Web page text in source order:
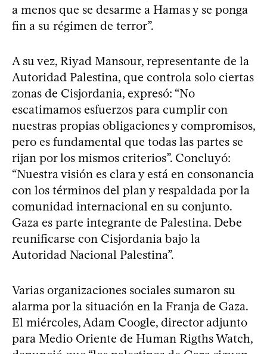
a menos que se desarme a Hamas y se ponga
fin a su régimen de terror”.
A su vez, Riyad Mansour, representante de la
Autoridad Palestina, que controla solo ciertas
zonas de Cisjordania, expresó: “No
escatimamos esfuerzos para cumplir con
nuestras propias obligaciones y compromisos,
pero es fundamental que todas las partes se
rijan por los mismos criterios”. Concluyó:
“Nuestra visión es clara y está en consonancia
con los términos del plan y respaldada por la
comunidad internacional en su conjunto.
Gaza es parte integrante de Palestina. Debe
reunificarse con Cisjordania bajo la
Autoridad Nacional Palestina”.
Varias organizaciones sociales sumaron su
alarma por la situación en la Franja de Gaza.
El miércoles, Adam Coogle, director adjunto
para Medio Oriente de Human Rigths Watch,